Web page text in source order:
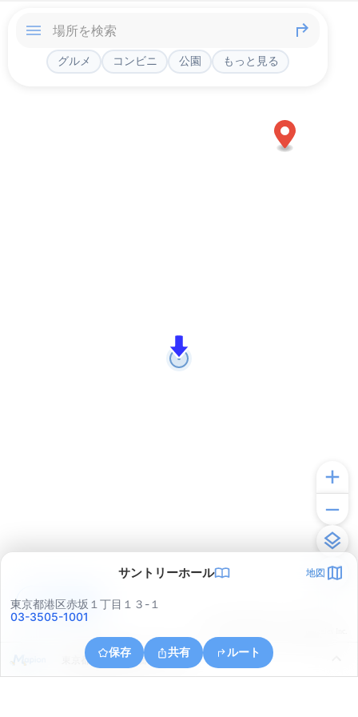
グルメ コンビニ 公園 もっと見る
サントリーホール 地図
東京都港区赤坂１丁目１３-１
03-3505-1001
保存 共有 ルート
東京都港区麻布十番１丁目４
アプリで見る